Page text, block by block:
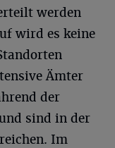
werden
wird es keine
Ämter
der
sind in der
Im